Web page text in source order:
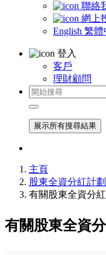
聯絡
網上
English 繁體
登入
客戶
理財顧問
展示所有搜尋結果
主頁
股東全資分紅計劃
有關股東全資分
有關股東全資